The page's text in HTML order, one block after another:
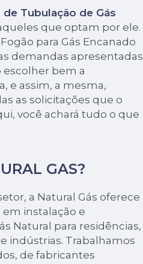
de Tubulação de Gás
que optam por ele.
para Gás Encanado
demandas apresentadas
escolher bem a
e assim, a mesma,
as solicitações que o
você achará tudo o que
GAS?
a Natural Gás oferece
instalação e
Natural para residências,
indústrias. Trabalhamos
de fabricantes